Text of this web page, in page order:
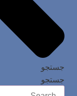
جستجو
جستجو